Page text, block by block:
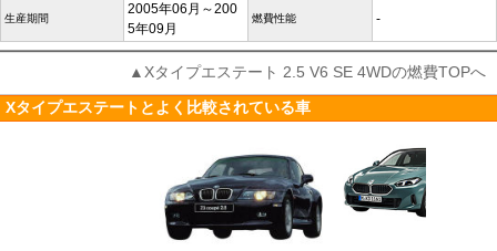
生産期間
2005年06月～200
5年09月
燃費性能 -
▲Xタイプエステート 2.5 V6 SE 4WDの燃費TOPへ
Xタイプエステートとよく比較されている車